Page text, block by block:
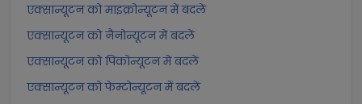
एक्सान्यूटन को माइक्रोन्यूटन में बदलें
एक्सान्यूटन को नैनोन्यूटन में बदलें
एक्सान्यूटन को पिकोन्यूटन में बदलें
एक्सान्यूटन को फेम्टोन्यूटन में बदलें